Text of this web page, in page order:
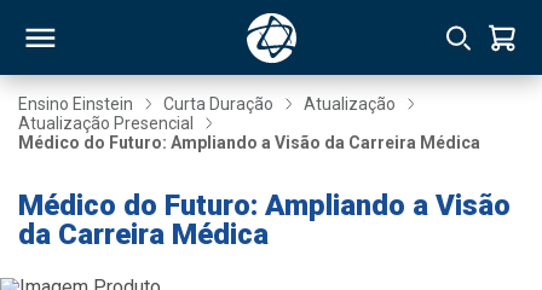
Ensino Einstein Curta Duração
Atualização
Atualização Presencial
Médico do Futuro: Ampliando a Visão da Carreira Médica
Médico do Futuro: Ampliando a Visão
da Carreira Médica